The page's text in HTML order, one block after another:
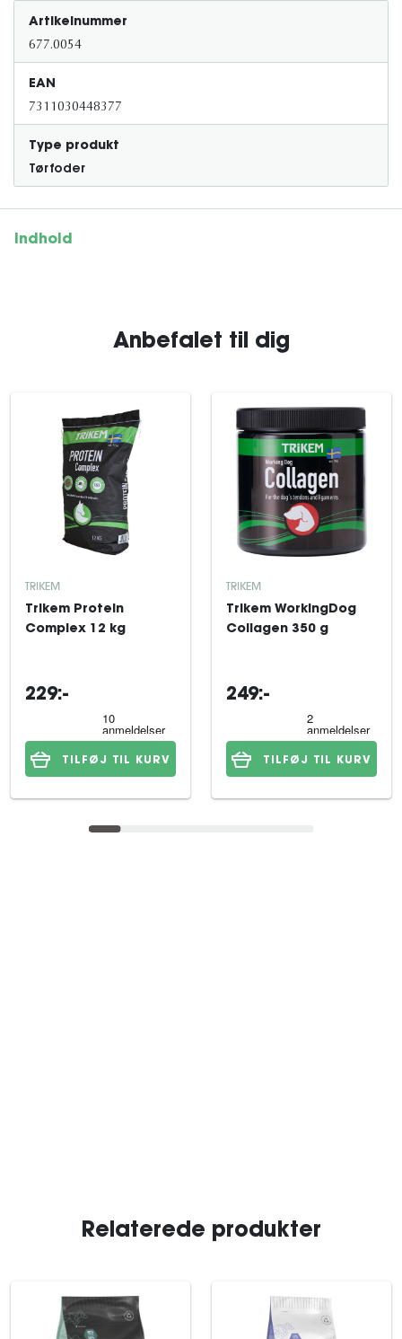
Artikelnummer
677.0054
EAN
7311030448377
Type produkt
Tørfoder
Indhold
Anbefalet til dig
TRIKEM
Trikem Protein
Complex 12 kg
229:-
TILFØJ TIL KURV
TRIKEM
Trikem WorkingDog
Collagen 350 g
249:-
TILFØJ TIL KURV
Relaterede produkter